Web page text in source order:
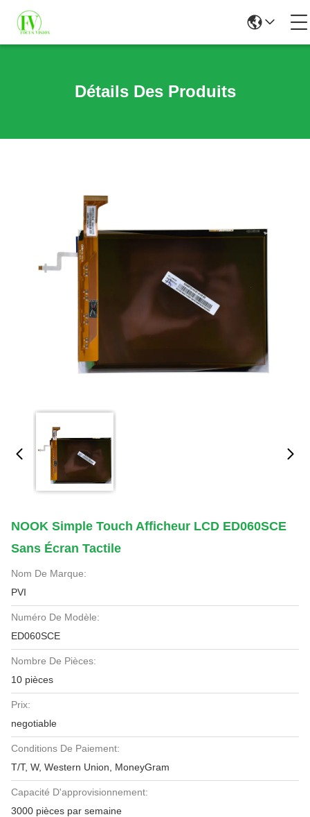
Détails Des Produits
NOOK Simple Touch Afficheur LCD ED060SCE
Sans Écran Tactile
Nom De Marque:
PVI
Numéro De Modèle:
ED060SCE
Nombre De Pièces:
10 pièces
Prix:
negotiable
Conditions De Paiement:
T/T, W, Western Union, MoneyGram
Capacité D'approvisionnement:
3000 pièces par semaine